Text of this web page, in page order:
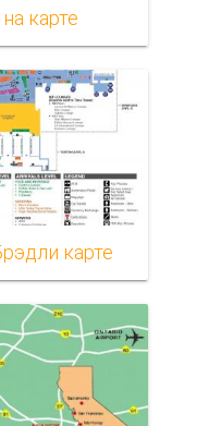
карте
карте